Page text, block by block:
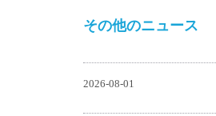
その他のニュース
2026-08-01